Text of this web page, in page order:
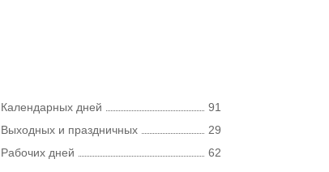
Календарных дней
91
Выходных и праздничных
29
Рабочих дней
62